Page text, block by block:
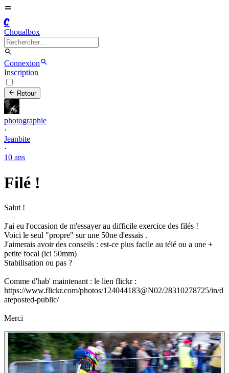
C
Choualbox
Connexion
Inscription
Retour
photographie
·
Jeanbite
·
10 ans
Filé !
Salut !
J'ai eu l'occasion de m'essayer au difficile exercice des filés !
Voici le seul "propre" sur une 50ne d'essais .
J'aimerais avoir des conseils : est-ce plus facile au télé ou a une +
petite focal (ici 50mm)
Stabilisation ou pas ?
Comme d'hab' maintenant : le lien flickr :
https://www.flickr.com/photos/124044183@N02/28310278725/in/d
ateposted-public/
Merci